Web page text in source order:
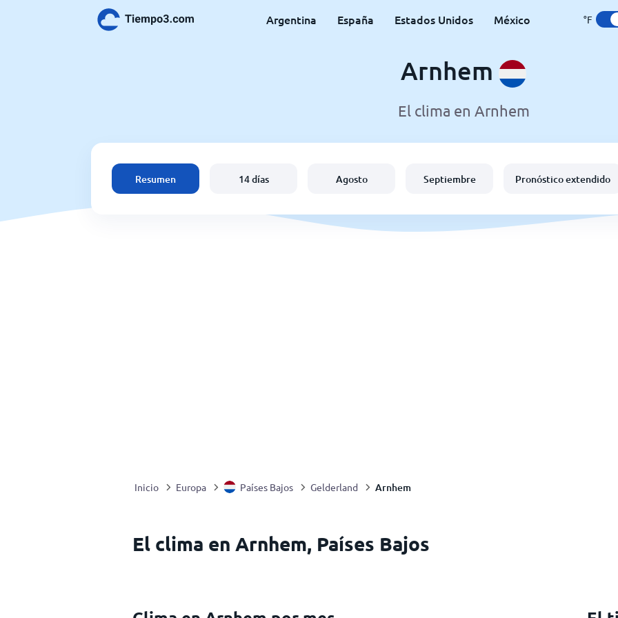
Argentina España Estados Unidos México °F
Arnhem
El clima en Arnhem
Resumen 14 días Agosto Septiembre Pronóstico extendido
Inicio Europa Países Bajos Gelderland Arnhem
El clima en Arnhem, Países Bajos